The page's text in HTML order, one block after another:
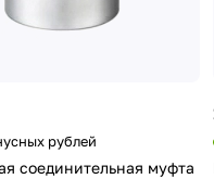
рублей
соединительная муфта